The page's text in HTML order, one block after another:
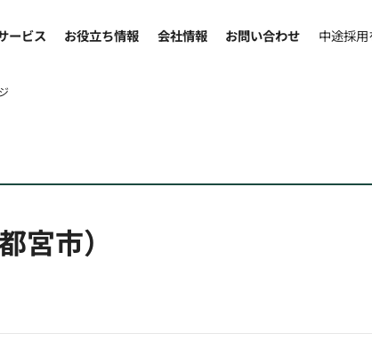
ービス お役立ち情報 会社情報 お問い合わせ 中途採
宮市）